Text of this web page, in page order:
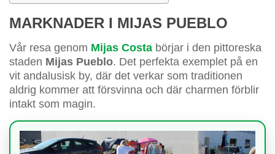
MARKNADER I MIJAS PUEBLO
Vår resa genom Mijas Costa börjar i den pittoreska
staden Mijas Pueblo. Det perfekta exemplet på en
vit andalusisk by, där det verkar som traditionen
aldrig kommer att försvinna och där charmen förblir
intakt som magin.